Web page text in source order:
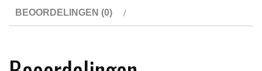
Millie
Act
BEOORDELINGEN (0)